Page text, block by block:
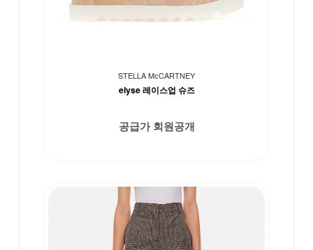
STELLA McCARTNEY
elyse 레이스업 슈즈
공급가 회원공개